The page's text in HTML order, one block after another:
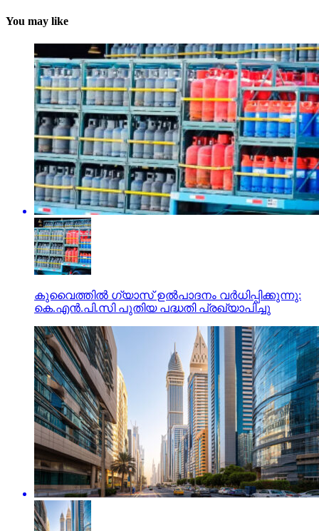
You may like
കുവൈത്തില്‍ ഗ്യാസ് ഉല്‍പാദനം വര്‍ധിപ്പിക്കുന്നു:
കെ.എന്‍.പി.സി പുതിയ പദ്ധതി പ്രഖ്യാപിച്ചു